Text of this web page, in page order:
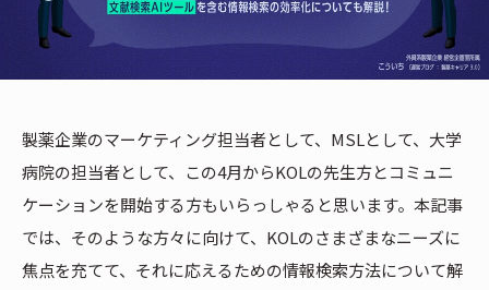
製薬企業のマーケティング担当者として、MSLとして、大学
病院の担当者として、この4月からKOLの先生方とコミュニ
ケーションを開始する方もいらっしゃると思います。本記事
では、そのような方々に向けて、KOLのさまざまなニーズに
焦点を充てて、それに応えるための情報検索方法について解